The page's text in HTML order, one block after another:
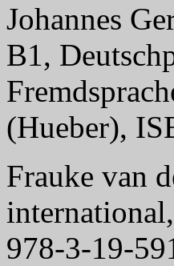
Johannes
B1,
(Hueber),
Frauke van
978-3-19-